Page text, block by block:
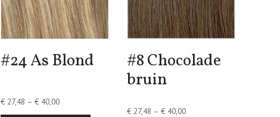
#24 As Blond
€27,48 – €40,00
#8 Chocolade
bruin
€27,48 – €40,00